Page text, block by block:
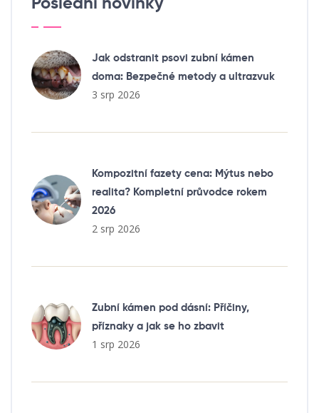
Poslední novinky
Jak odstranit psovi zubní kámen
doma: Bezpečné metody a ultrazvuk
3 srp 2026
Kompozitní fazety cena: Mýtus nebo
realita? Kompletní průvodce rokem
2026
2 srp 2026
Zubní kámen pod dásní: Příčiny,
příznaky a jak se ho zbavit
1 srp 2026